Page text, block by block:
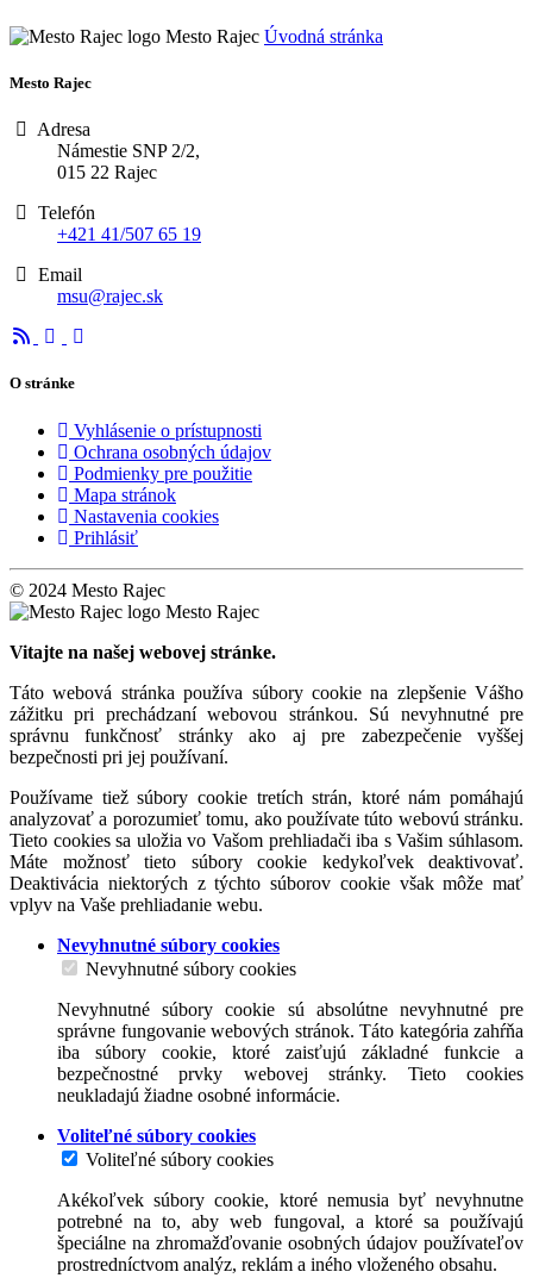
Mesto Rajec Úvodná stránka
Mesto Rajec
Adresa
Námestie SNP 2/2,
015 22 Rajec
Telefón
+421 41/507 65 19
Email
msu@rajec.sk
O stránke
Vyhlásenie o prístupnosti
Ochrana osobných údajov
Podmienky pre použitie
Mapa stránok
Nastavenia cookies
Prihlásiť
© 2024 Mesto Rajec
Mesto Rajec
Vitajte na našej webovej stránke.
Táto webová stránka používa súbory cookie na zlepšenie Vášho
zážitku pri prechádzaní webovou stránkou. Sú nevyhnutné pre
správnu funkčnosť stránky ako aj pre zabezpečenie vyššej
bezpečnosti pri jej používaní.
Používame tiež súbory cookie tretích strán, ktoré nám pomáhajú
analyzovať a porozumieť tomu, ako používate túto webovú stránku.
Tieto cookies sa uložia vo Vašom prehliadači iba s Vašim súhlasom.
Máte možnosť tieto súbory cookie kedykoľvek deaktivovať.
Deaktivácia niektorých z týchto súborov cookie však môže mať
vplyv na Vaše prehliadanie webu.
Nevyhnutné súbory cookies
Nevyhnutné súbory cookies
Nevyhnutné súbory cookie sú absolútne nevyhnutné pre
správne fungovanie webových stránok. Táto kategória zahŕňa
iba súbory cookie, ktoré zaisťujú základné funkcie a
bezpečnostné prvky webovej stránky. Tieto cookies
neukladajú žiadne osobné informácie.
Voliteľné súbory cookies
Voliteľné súbory cookies
Akékoľvek súbory cookie, ktoré nemusia byť nevyhnutne
potrebné na to, aby web fungoval, a ktoré sa používajú
špeciálne na zhromažďovanie osobných údajov používateľov
prostredníctvom analýz, reklám a iného vloženého obsahu.